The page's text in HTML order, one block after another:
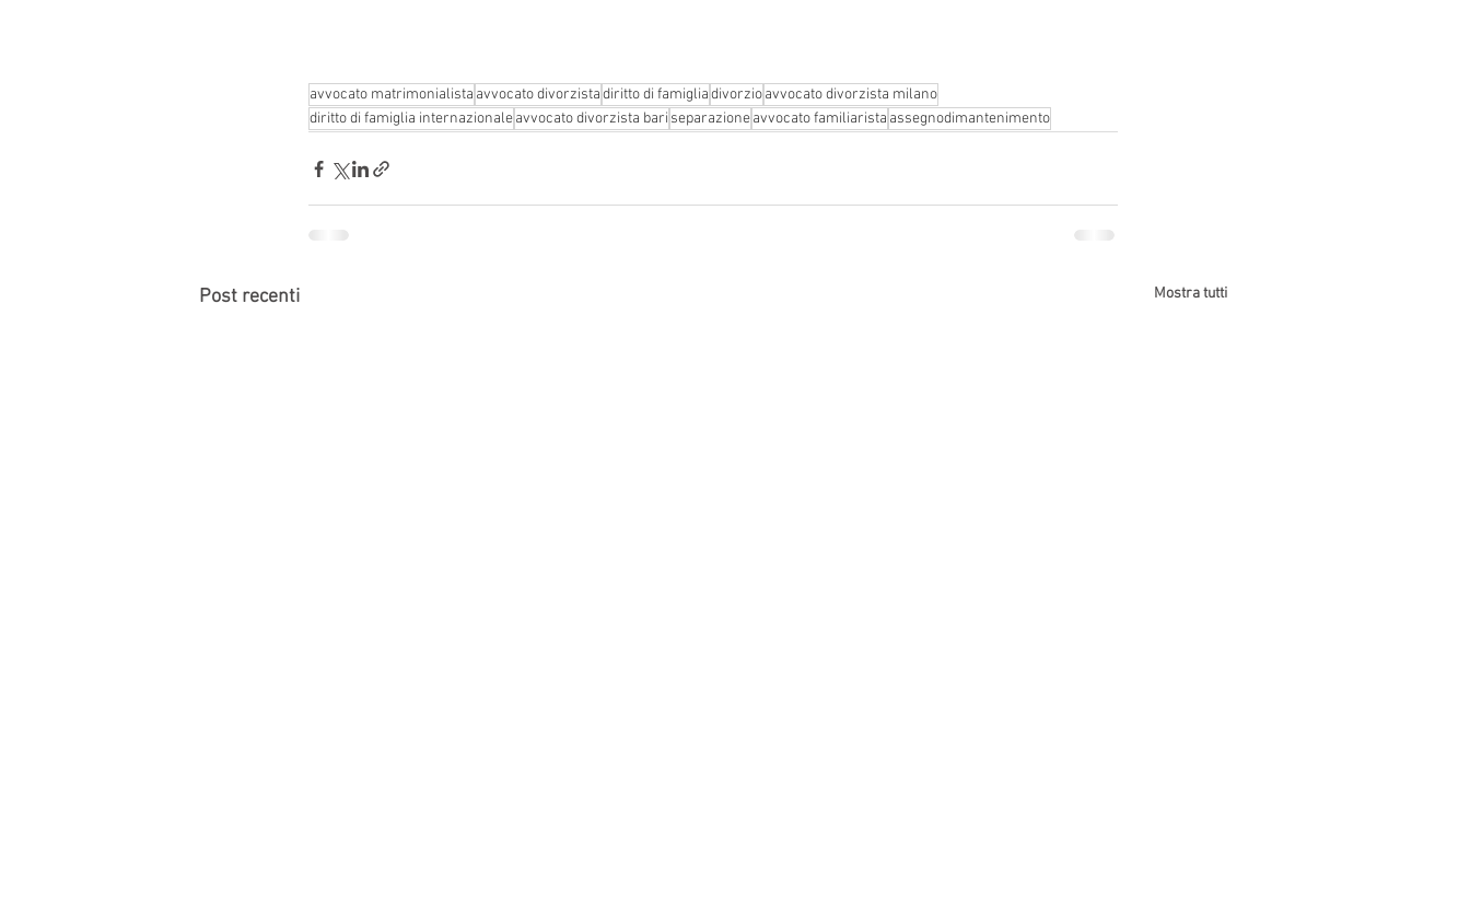
avvocato matrimonialista avvocato divorzistadiritto di famigliadivorzioavvocato divorzista milano
diritto di famiglia internazionaleavvocato divorzista bari separazioneavvocato familiarista assegnodimantenimento
Post recenti Mostra tutti